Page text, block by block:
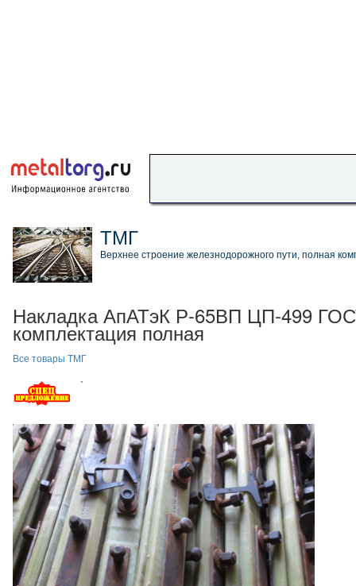
ТМГ
Верхнее строение железнодорожного пути, полная
Накладка АпАТэК Р-65ВП ЦП-499
комплектация полная
Все товары ТМГ
`